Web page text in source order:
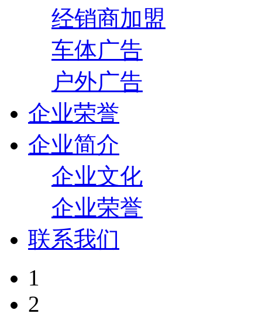
经销商加盟
车体广告
户外广告
企业荣誉
企业简介
企业文化
企业荣誉
联系我们
1
2